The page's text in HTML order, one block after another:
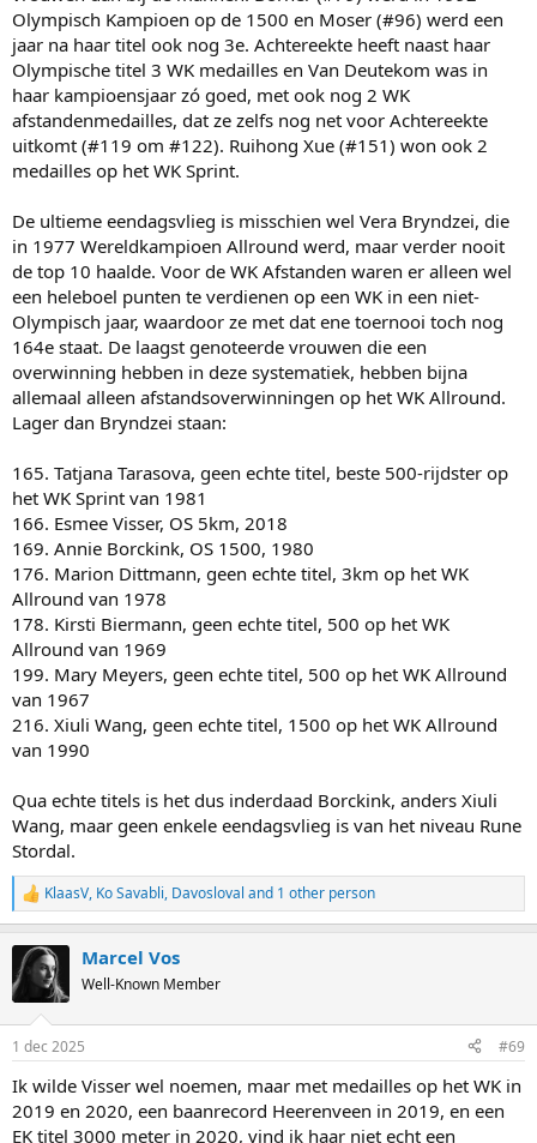
Wit-Rusland
1. Valentina Stenina-13 (1959-1968); 2. Anzjelika Kotjoega-117 (2002-
2005); 3. Marina Zoejeva-217 (2017-2022)
Zuid-Korea
1. Sang-Hwa Lee-39 (2005-2018); 2. Seon-Hee Yoo-139 (1989-1994); 3.
Min-Seon Kim-174 (2022-heden)
Zweden
1. Christina Scherling-138 (1957-1968); 2. Sylvia Filipsson-146 (1976-
1980); 3. Gunilla Jacobsson-182 (1963-1965); 4. Elsa Einarsson-196
(1959-1962); 5. Ann-Sofie Järnström (1974-1980)
Zwitserland
1. Sylvia Brunner-276 (1977-1981); 2. Kaitlyn McGregor-408 (2024)
En dan nog een vraagje aan jullie. Vorig jaar werd de vraag gesteld
wie de laagst genoteerde mannen met titel waren (uiteindelijk
waren het Stordal en Susume Naito). Ik ben benieuwd wie bij jullie
vrouwen
Olympisch Kampioen op de 1500 en Moser (#96) werd een
jaar na haar titel ook nog 3e. Achtereekte heeft naast haar
Olympische titel 3 WK medailles en Van Deutekom was in
haar kampioensjaar zó goed, met ook nog 2 WK
afstandenmedailles, dat ze zelfs nog net voor Achtereekte
uitkomt (#119 om #122). Ruihong Xue (#151) won ook 2
medailles op het WK Sprint.
De ultieme eendagsvlieg is misschien wel Vera Bryndzei, die
in 1977 Wereldkampioen Allround werd, maar verder nooit
de top 10 haalde. Voor de WK Afstanden waren er alleen wel
een heleboel punten te verdienen op een WK in een niet-
Olympisch jaar, waardoor ze met dat ene toernooi toch nog
164e staat. De laagst genoteerde vrouwen die een
overwinning hebben in deze systematiek, hebben bijna
allemaal alleen afstandsoverwinningen op het WK Allround.
Lager dan Bryndzei staan:
165. Tatjana Tarasova, geen echte titel, beste 500-rijdster op
het WK Sprint van 1981
166. Esmee Visser, OS 5km, 2018
169. Annie Borckink, OS 1500, 1980
176. Marion Dittmann, geen echte titel, 3km op het WK
Allround van 1978
178. Kirsti Biermann, geen echte titel, 500 op het WK
Allround van 1969
199. Mary Meyers, geen echte titel, 500 op het WK Allround
van 1967
216. Xiuli Wang, geen echte titel, 1500 op het WK Allround
van 1990
Qua echte titels is het dus inderdaad Borckink, anders Xiuli
Wang, maar geen enkele eendagsvlieg is van het niveau Rune
Stordal.
R
e
c
t
s
KlaasV, Ko Savabli, Davosloval and 1 other person
Marcel Vos
Well-Known Member
1 dec 2025 #69
Ik wilde Visser wel noemen, maar met medailles op het WK in
2019 en 2020, een baanrecord Heerenveen in 2019, en een
EK titel 3000 meter in 2020, vind ik haar niet echt een